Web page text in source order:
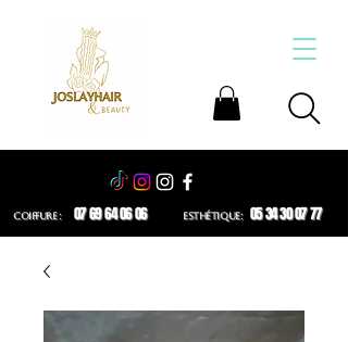
COIFFURE : 07 69 64 06 06 ESTHÉTIQUE: 05 34 30 07 77